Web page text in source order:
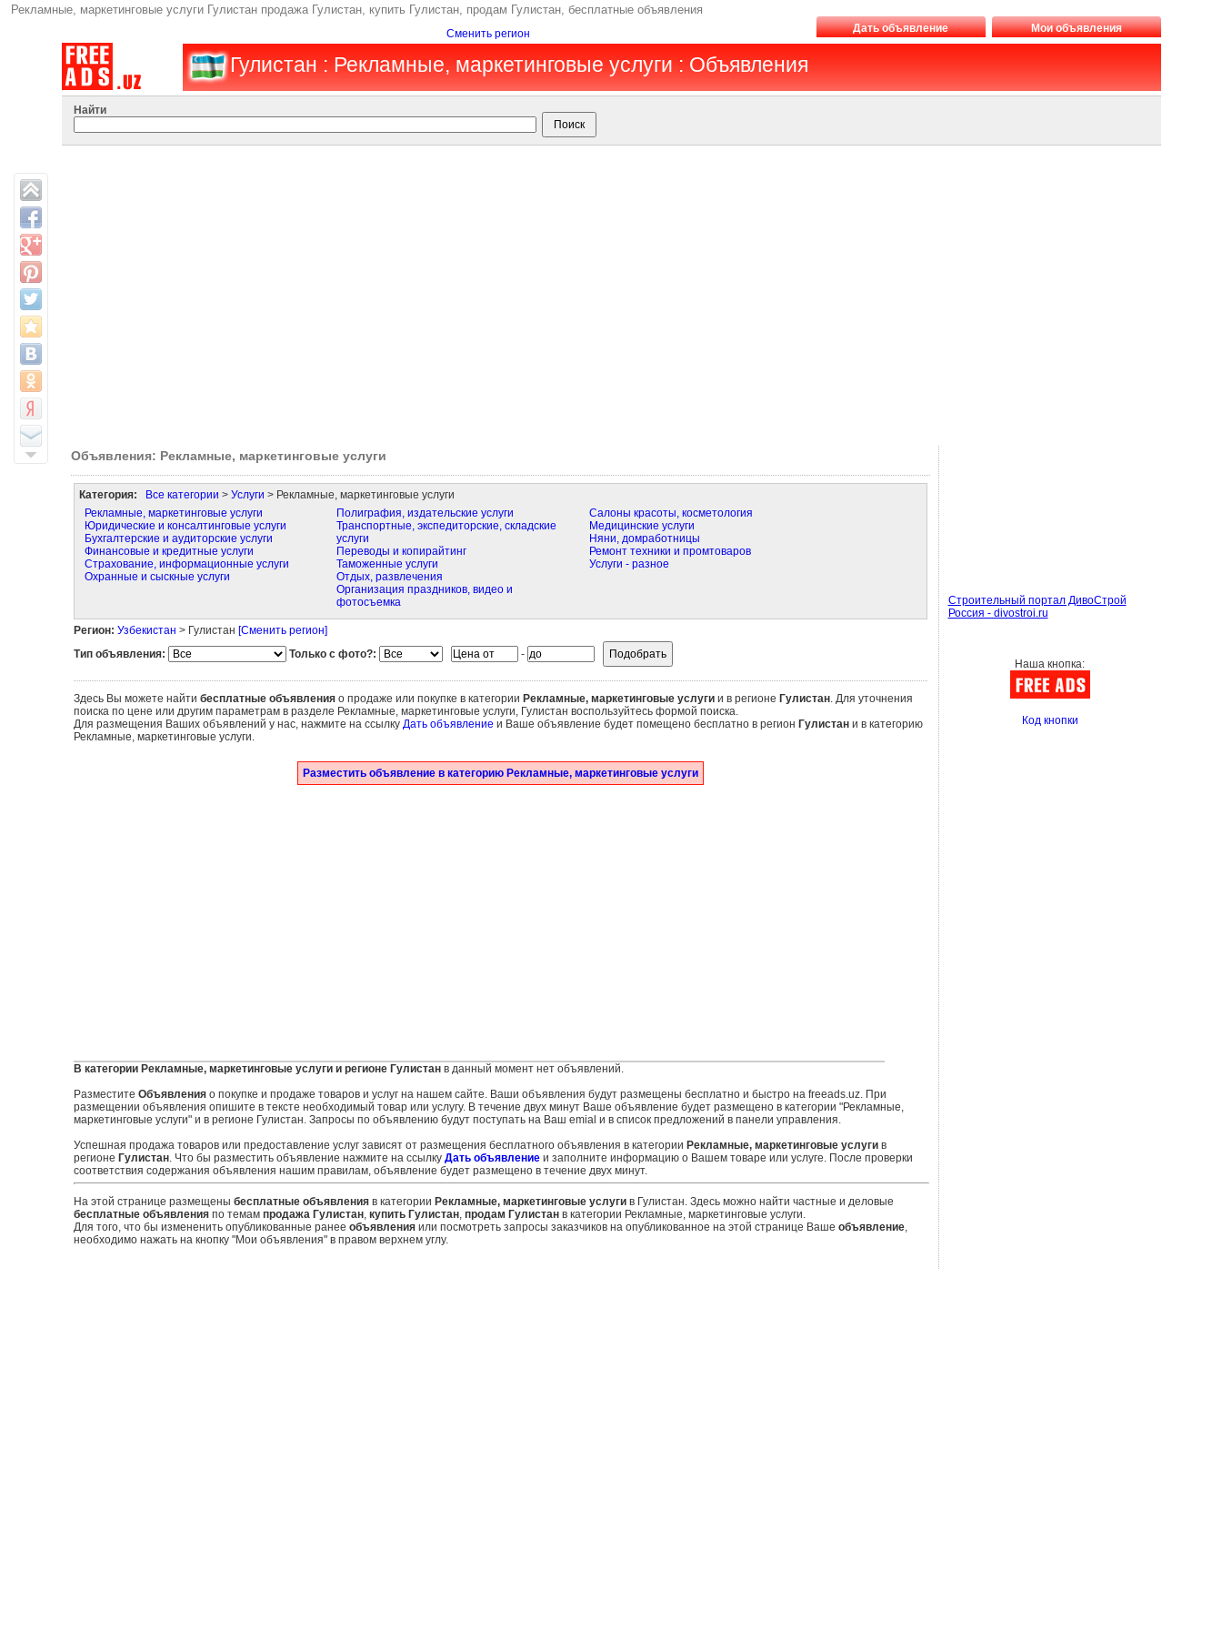
Рекламные, маркетинговые услуги Гулистан продажа Гулистан, купить Гулистан, продам Гулистан, бесплатные объявления
Сменить регион Дать объявление Мои объявления
Гулистан : Рекламные, маркетинговые услуги : Объявления
Найти
Объявления: Рекламные, маркетинговые услуги
Категория: Все категории > Услуги > Рекламные, маркетинговые услуги
Рекламные, маркетинговые услуги
Юридические и консалтинговые услуги
Бухгалтерские и аудиторские услуги
Финансовые и кредитные услуги
Страхование, информационные услуги
Охранные и сыскные услуги
Полиграфия, издательские услуги
Транспортные, экспедиторские, складские
услуги
Переводы и копирайтинг
Таможенные услуги
Отдых, развлечения
Организация праздников, видео и
фотосъемка
Салоны красоты, косметология
Медицинские услуги
Няни, домработницы
Ремонт техники и промтоваров
Услуги - разное
Регион: Узбекистан > Гулистан [Сменить регион]
Тип объявления:
Только с фото?: -
Здесь Вы можете найти бесплатные объявленияо продаже или покупке в категории Рекламные, маркетинговые услугии в регионе Гулистан. Для уточнения
поиска по цене или другим параметрам в разделе Рекламные, маркетинговые услуги, Гулистан воспользуйтесь формой поиска.
Для размещения Ваших объявлений у нас, нажмите на ссылку Дать объявление и Ваше объявление будет помещено бесплатно в регион Гулистани в категорию
Рекламные, маркетинговые услуги.
Разместить объявление в категорию Рекламные, маркетинговые услуги
В категории Рекламные, маркетинговые услуги и регионе Гулистанв данный момент нет объявлений.
Разместите Объявленияо покупке и продаже товаров и услуг на нашем сайте. Ваши объявления будут размещены бесплатно и быстро на freeads.uz. При
размещении объявления опишите в тексте необходимый товар или услугу. В течение двух минут Ваше объявление будет размещено в категории "Рекламные,
маркетинговые услуги" и в регионе Гулистан. Запросы по объявлению будут поступать на Ваш emial и в список предложений в панели управления.
Успешная продажа товаров или предоставление услуг зависят от размещения бесплатного объявления в категории Рекламные, маркетинговые услугив
регионе Гулистан. Что бы разместить объявление нажмите на ссылку Дать объявлениеи заполните информацию о Вашем товаре или услуге. После проверки
соответствия содержания объявления нашим правилам, объявление будет размещено в течение двух минут.
На этой странице размещены бесплатные объявленияв категории Рекламные, маркетинговые услугив Гулистан. Здесь можно найти частные и деловые
бесплатные объявленияпо темам продажа Гулистан, купить Гулистан, продам Гулистанв категории Рекламные, маркетинговые услуги.
Для того, что бы измененить опубликованные ранее объявленияили посмотреть запросы заказчиков на опубликованное на этой странице Ваше объявление,
необходимо нажать на кнопку "Мои объявления" в правом верхнем углу.
Строительный портал ДивоСтрой
Россия - divostroi.ru
Наша кнопка:
Код кнопки